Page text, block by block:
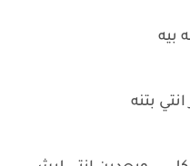
بيه
بتنه